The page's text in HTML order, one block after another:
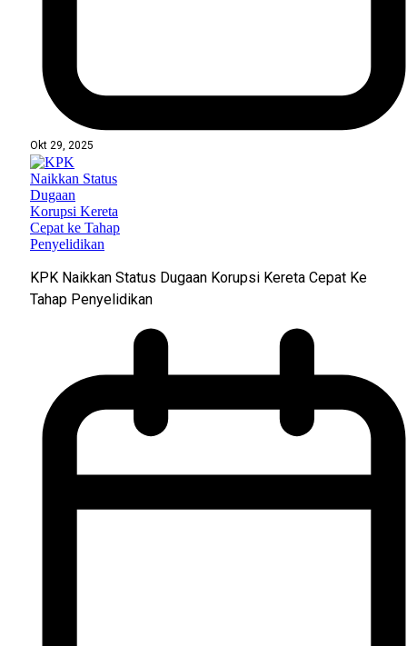
Okt 29, 2025
KPK Naikkan Status Dugaan Korupsi Kereta Cepat Ke
Tahap Penyelidikan